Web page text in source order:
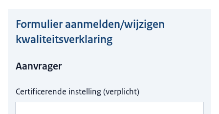
Formulier aanmelden/wijzigen
kwaliteitsverklaring
Aanvrager
Certificerende instelling(verplicht)
Hier niets invullen a.u.b.